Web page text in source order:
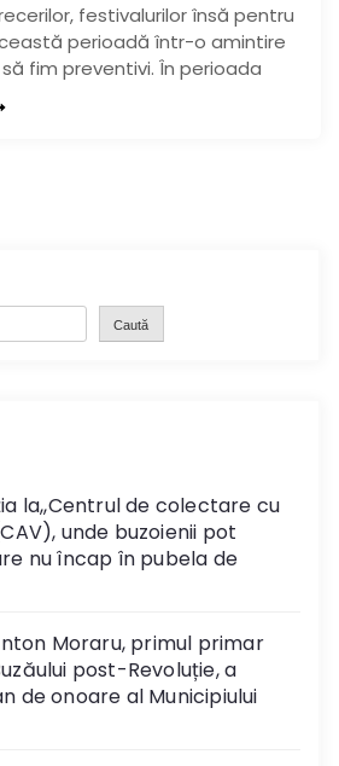
festivalurilor însă pentru
perioadă într-o amintire
fim preventivi. În perioada
Caută
la,,Centrul de colectare cu
unde buzoienii pot
nu încap în pubela de
Moraru, primul primar
post-Revoluție, a
de onoare al Municipiului